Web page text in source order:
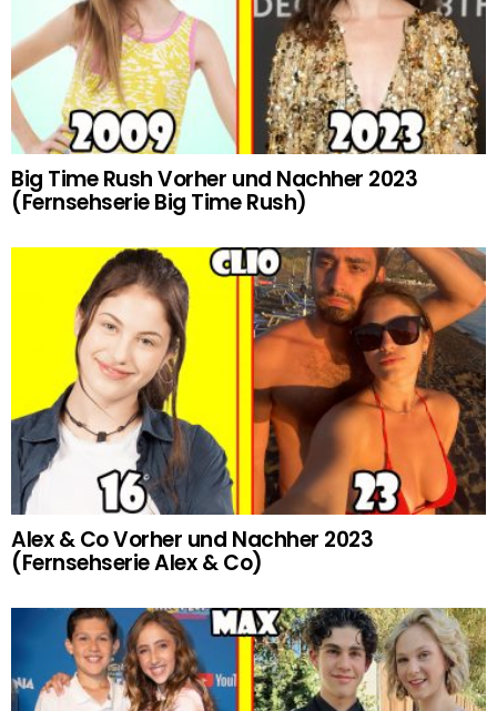
Big Time Rush Vorher und Nachher 2023
(Fernsehserie Big Time Rush)
Alex & Co Vorher und Nachher 2023
(Fernsehserie Alex & Co)